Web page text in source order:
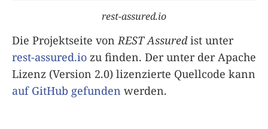
rest-assured.io
Die Projektseite vonREST Assuredist unter
rest-assured.io zu finden. Der unter der Apache
Lizenz (Version 2.0) lizenzierte Quellcode kann
auf GitHub gefunden werden.